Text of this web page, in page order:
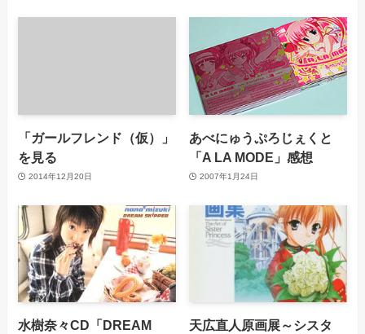
「ガールフレンド（仮）」
を見る
2014年12月20日
あべにゅうぷろじぇくと
「A LA MODE」感想
2007年1月24日
水樹奈々CD「DREAM
天広直人原画展～シスタ